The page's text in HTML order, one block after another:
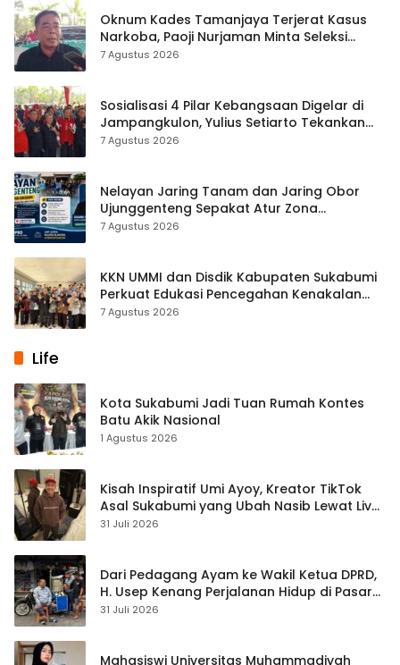
Oknum Kades Tamanjaya Terjerat Kasus
Narkoba, Paoji Nurjaman Minta Seleksi
Calon Kades Diperketat
7 Agustus 2026
Sosialisasi 4 Pilar Kebangsaan Digelar di
Jampangkulon, Yulius Setiarto Tekankan
Pentingnya Persatuan
7 Agustus 2026
Nelayan Jaring Tanam dan Jaring Obor
Ujunggenteng Sepakat Atur Zona
Penangkapan
7 Agustus 2026
KKN UMMI dan Disdik Kabupaten Sukabumi
Perkuat Edukasi Pencegahan Kenakalan
Remaja di SMPN 2 Tegalbuleud
7 Agustus 2026
Life
Kota Sukabumi Jadi Tuan Rumah Kontes
Batu Akik Nasional
1 Agustus 2026
Kisah Inspiratif Umi Ayoy, Kreator TikTok
Asal Sukabumi yang Ubah Nasib Lewat Live
Streaming
31 Juli 2026
Dari Pedagang Ayam ke Wakil Ketua DPRD,
H. Usep Kenang Perjalanan Hidup di Pasar
Cisaat
31 Juli 2026
Mahasiswi Universitas Muhammadiyah